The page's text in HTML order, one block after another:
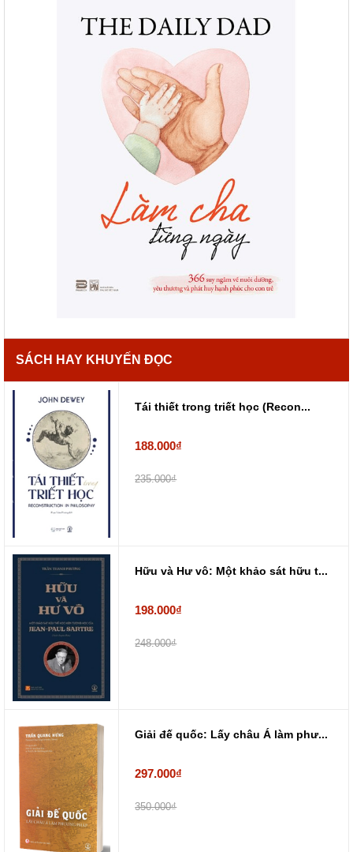
SÁCH HAY KHUYẾN ĐỌC
Tái thiết trong triết học (Recon...
188.000₫
235.000₫
Hữu và Hư vô: Một khảo sát hữu t...
198.000₫
248.000₫
Giải đế quốc: Lấy châu Á làm phư...
297.000₫
350.000₫